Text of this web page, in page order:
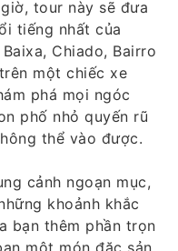
tour này sẽ đưa
tiếng nhất của
Chiado, Bairro
một chiếc xe
phá mọi ngóc
phố nhỏ quyến rũ
thể vào được.
cảnh ngoạn mục,
khoảnh khắc
bạn thêm phần trọn
một món đặc sản